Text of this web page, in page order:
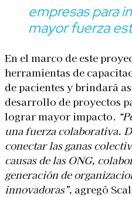
empresas para
mayor fuerza
En el marco de este
herramientas de
de pacientes y brindará
desarrollo de proyectos
lograr mayor impacto.
una fuerza colaborativa.
conectar las ganas
causas de las ONG,
generación de
innovadoras”, agregó